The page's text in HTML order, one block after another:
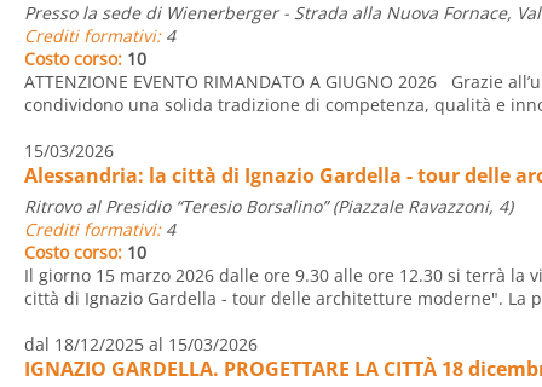
Presso la sede di Wienerberger - Strada alla Nuova Fornace,
Crediti formativi:4
Costo corso: 10
ATTENZIONE EVENTO RIMANDATO A GIUGNO 2026 Grazie
condividono una solida tradizione di competenza, qualità e
15/03/2026
Alessandria: la città di Ignazio Gardella - tour delle
Ritrovo al Presidio “Teresio Borsalino” (Piazzale Ravazzoni, 4)
Crediti formativi:4
Costo corso: 10
Il giorno 15 marzo 2026 dalle ore 9.30 alle ore 12.30 si terrà la
città di Ignazio Gardella - tour delle architetture moderne". La
dal 18/12/2025 al 15/03/2026
IGNAZIO GARDELLA. PROGETTARE LA CITTÀ 18